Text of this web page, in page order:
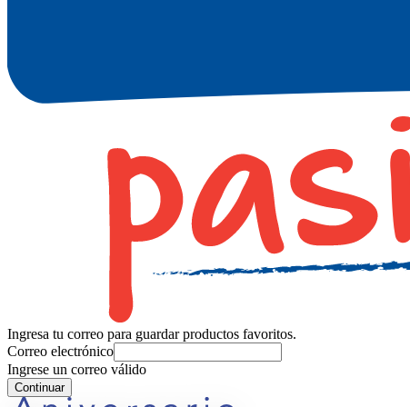
Ingresa tu correo para guardar productos favoritos.
Correo electrónico
Ingrese un correo válido
Continuar